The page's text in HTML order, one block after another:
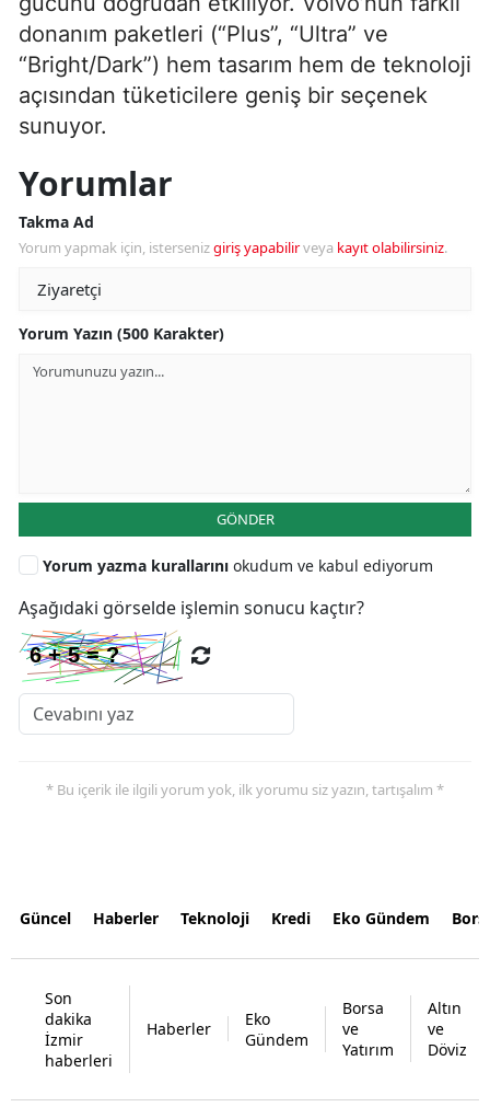
donanım paketleri (“Plus”, “Ultra” ve
“Bright/Dark”) hem tasarım hem de teknoloji
açısından tüketicilere geniş bir seçenek
sunuyor.
Yorumlar
Takma Ad
Yorum yapmak için, istersenizgiriş yapabilirveya kayıt olabilirsiniz.
Yorum Yazın (500 Karakter)
GÖNDER
Yorum yazma kurallarını okudum ve kabul ediyorum
Aşağıdaki görselde işlemin sonucu kaçtır?
* Bu içerik ile ilgili yorum yok, ilk yorumu siz yazın, tartışalım *
Güncel Haberler Teknoloji Kredi Eko Gündem
Son
dakika
İzmir
haberleri
Haberler
Eko
Gündem
Borsa
ve
Yatırım
Altın
ve
Döviz